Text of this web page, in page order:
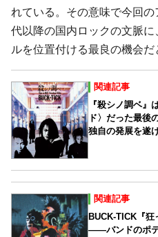
れている。その意味で今回
代以降の国内ロックの文脈
ルを位置付ける最良の機会だ
関連記事
『殺シノ調ベ』
ド〉だった最
独自の発展を遂
関連記事
BUCK-TICK『
――バンドのポテ